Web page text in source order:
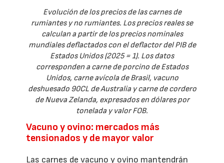
Evolución de los precios de las carnes de
rumiantes y no rumiantes. Los precios reales se
calculan a partir de los precios nominales
mundiales deflactados con el deflactor del PIB de
Estados Unidos (2025 = 1). Los datos
corresponden a carne de porcino de Estados
Unidos, carne avícola de Brasil, vacuno
deshuesado 90CL de Australia y carne de cordero
de Nueva Zelanda, expresados en dólares por
tonelada y valor FOB.
Vacuno y ovino: mercados más
tensionados y de mayor valor
Las carnes de vacuno y ovino mantendrán